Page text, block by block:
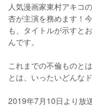
人気漫画家東村アキコ
杏が主演を務めます！
も、タイトルが示すと
んです。
これまでの不倫ものと
とは、いったいどんな
2019年7月10日より放